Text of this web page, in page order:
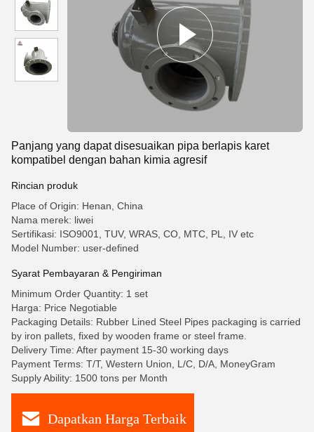
Panjang yang dapat disesuaikan pipa berlapis karet
kompatibel dengan bahan kimia agresif
Rincian produk
Place of Origin: Henan, China
Nama merek: liwei
Sertifikasi: ISO9001, TUV, WRAS, CO, MTC, PL, IV etc
Model Number: user-defined
Syarat Pembayaran & Pengiriman
Minimum Order Quantity: 1 set
Harga: Price Negotiable
Packaging Details: Rubber Lined Steel Pipes packaging is carried
by iron pallets, fixed by wooden frame or steel frame.
Delivery Time: After payment 15-30 working days
Payment Terms: T/T, Western Union, L/C, D/A, MoneyGram
Supply Ability: 1500 tons per Month
Dapatkan Harga Terbaik